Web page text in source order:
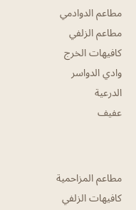
مطاعم الدوادمي
مطاعم الزلفي
كافيهات الخرج
وادي الدواسر
الدرعية
عفيف
مطاعم المزاحمية
كافيهات الزلفي